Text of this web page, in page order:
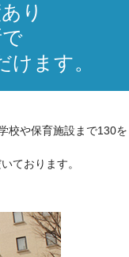
り
ます。
校や保育施設まで130を
ております。